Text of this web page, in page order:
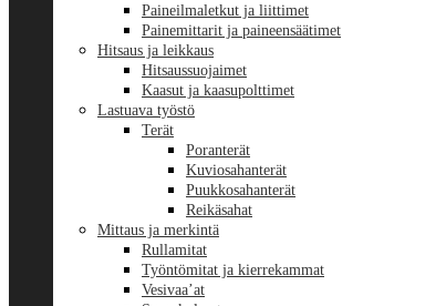
Paineilmaletkut ja liittimet
Painemittarit ja paineensäätimet
Hitsaus ja leikkaus
Hitsaussuojaimet
Kaasut ja kaasupolttimet
Lastuava työstö
Terät
Poranterät
Kuviosahanterät
Puukkosahanterät
Reikäsahat
Mittaus ja merkintä
Rullamitat
Työntömitat ja kierrekammat
Vesivaa’at